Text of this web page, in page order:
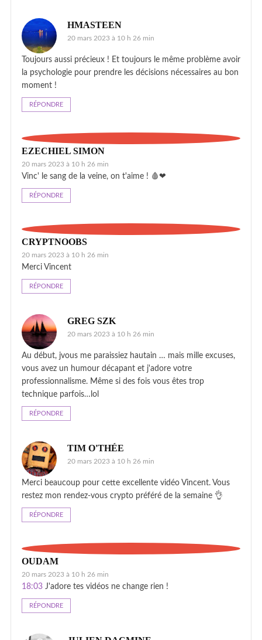
HMASTEEN
20 mars 2023 à 10 h 26 min
Toujours aussi précieux ! Et toujours le même problème avoir
la psychologie pour prendre les décisions nécessaires au bon
moment !
RÉPONDRE
EZECHIEL SIMON
20 mars 2023 à 10 h 26 min
Vinc' le sang de la veine, on t'aime ! 🩸❤
RÉPONDRE
CRYPTNOOBS
20 mars 2023 à 10 h 26 min
Merci Vincent
RÉPONDRE
GREG SZK
20 mars 2023 à 10 h 26 min
Au début, jvous me paraissiez hautain … mais mille excuses,
vous avez un humour décapant et j'adore votre
professionnalisme. Même si des fois vous êtes trop
technique parfois…lol
RÉPONDRE
TIM O'THÉE
20 mars 2023 à 10 h 26 min
Merci beaucoup pour cette excellente vidéo Vincent. Vous
restez mon rendez-vous crypto préféré de la semaine 👌
RÉPONDRE
OUDAM
20 mars 2023 à 10 h 26 min
18:03 J'adore tes vidéos ne change rien !
RÉPONDRE